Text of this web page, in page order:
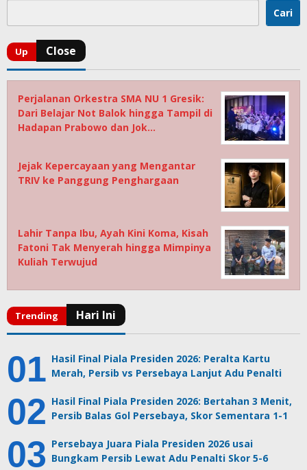
Cari
Perjalanan Orkestra SMA NU 1 Gresik:
Dari Belajar Not Balok hingga Tampil di
Hadapan Prabowo dan Jok…
Jejak Kepercayaan yang Mengantar
TRIV ke Panggung Penghargaan
Lahir Tanpa Ibu, Ayah Kini Koma, Kisah
Fatoni Tak Menyerah hingga Mimpinya
Kuliah Terwujud
Hasil Final Piala Presiden 2026: Peralta Kartu
Merah, Persib vs Persebaya Lanjut Adu Penalti
Hasil Final Piala Presiden 2026: Bertahan 3 Menit,
Persib Balas Gol Persebaya, Skor Sementara 1-1
Persebaya Juara Piala Presiden 2026 usai
Bungkam Persib Lewat Adu Penalti Skor 5-6